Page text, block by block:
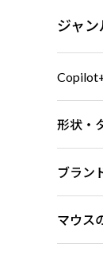
ジャ
形状・
ブラン
マウス